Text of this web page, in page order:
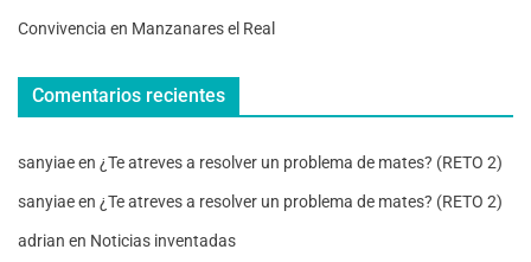
Convivencia en Manzanares el Real
Comentarios recientes
sanyiaeen ¿Te atreves a resolver un problema de mates? (RETO 2)
sanyiaeen ¿Te atreves a resolver un problema de mates? (RETO 2)
adrian en Noticias inventadas